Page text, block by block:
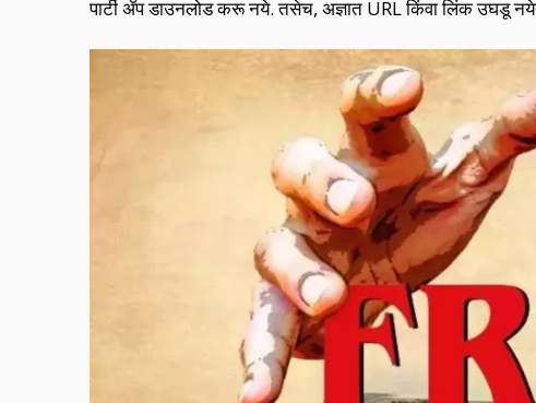
पार्टी ॲप डाउनलोड करू नये. तसेच, अज्ञात URL किंवा लिंक उघडू